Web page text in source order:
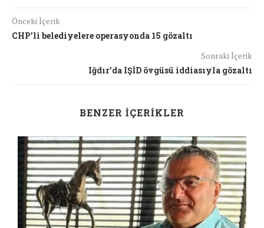
Önceki İçerik
CHP’li belediyelere operasyonda 15 gözaltı
Sonraki İçerik
Iğdır’da IŞİD övgüsü iddiasıyla gözaltı
BENZER İÇERIKLER